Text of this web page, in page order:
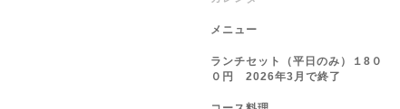
メニュー
ランチセット（平日のみ）１8０
０円 2026年3月で終了